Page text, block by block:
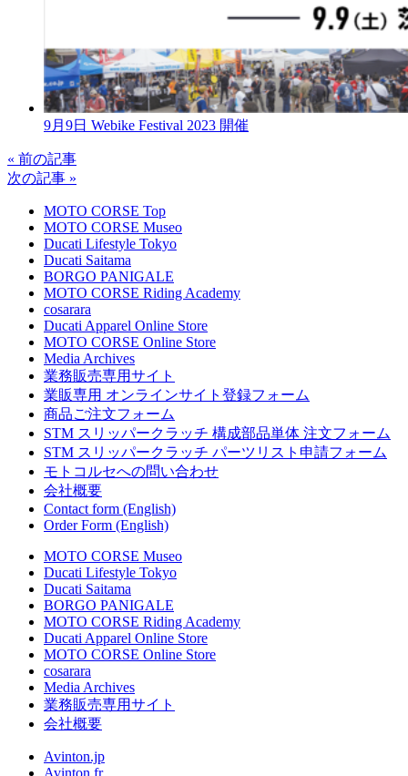
9月9日 Webike Festival 2023 開催
« 前の記事
次の記事 »
MOTO CORSE Top
MOTO CORSE Museo
Ducati Lifestyle Tokyo
Ducati Saitama
BORGO PANIGALE
MOTO CORSE Riding Academy
cosarara
Ducati Apparel Online Store
MOTO CORSE Online Store
Media Archives
業務販売専用サイト
業販専用 オンラインサイト登録フォーム
商品ご注文フォーム
STM スリッパークラッチ 構成部品単体 注文フォーム
STM スリッパークラッチ パーツリスト申請フォーム
モトコルセへの問い合わせ
会社概要
Contact form (English)
Order Form (English)
MOTO CORSE Museo
Ducati Lifestyle Tokyo
Ducati Saitama
BORGO PANIGALE
MOTO CORSE Riding Academy
Ducati Apparel Online Store
MOTO CORSE Online Store
cosarara
Media Archives
業務販売専用サイト
会社概要
Avinton.jp
Avinton.fr